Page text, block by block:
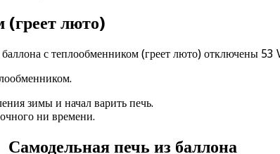
(греет люто)
с теплообменником (греет люто) отключены 53
зимы и начал варить печь.
ни времени.
Самодельная печь из баллона